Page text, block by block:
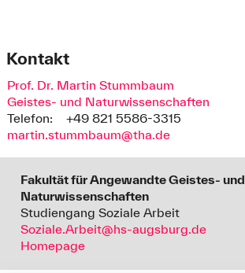
Kontakt
Prof. Dr. Martin Stummbaum
Geistes- und Naturwissenschaften
Telefon:
+49 821 5586-3315
martin.stummbaum@tha.de
Fakultät für Angewandte Geistes- und
Naturwissenschaften
Studiengang Soziale Arbeit
Soziale.Arbeit@hs-augsburg.de
Homepage